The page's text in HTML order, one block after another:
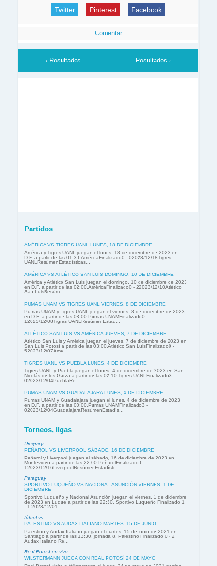
Twitter Pinterest Facebook
Comentar
‹ Resultados Resultados ›
Partidos
AMÉRICA VS TIGRES UANL LUNES, 18 DE DICIEMBRE
América y Tigres UANL juegan el lunes, 18 de diciembre de 2023 en
D.F. a partir de las 01:30.AméricaFinalizado0 - 02023/12/18Tigres
UANLResúmenEstadísticas...
AMÉRICA VS ATLÉTICO SAN LUIS DOMINGO, 10 DE DICIEMBRE
América y Atlético San Luis juegan el domingo, 10 de diciembre de 2023
en D.F. a partir de las 02:00.AméricaFinalizado0 - 22023/12/10Atlético
San LuisResúm...
PUMAS UNAM VS TIGRES UANL VIERNES, 8 DE DICIEMBRE
Pumas UNAM y Tigres UANL juegan el viernes, 8 de diciembre de 2023
en D.F. a partir de las 03:00.Pumas UNAMFinalizado0 -
12023/12/08Tigres UANLResúmenEstad...
ATLÉTICO SAN LUIS VS AMÉRICA JUEVES, 7 DE DICIEMBRE
Atlético San Luis y América juegan el jueves, 7 de diciembre de 2023 en
San Luis Potosí a partir de las 03:00.Atlético San LuisFinalizado0 -
52023/12/07Amé...
TIGRES UANL VS PUEBLA LUNES, 4 DE DICIEMBRE
Tigres UANL y Puebla juegan el lunes, 4 de diciembre de 2023 en San
Nicolás de los Garza a partir de las 02:10.Tigres UANLFinalizado3 -
02023/12/04PueblaRe...
PUMAS UNAM VS GUADALAJARA LUNES, 4 DE DICIEMBRE
Pumas UNAM y Guadalajara juegan el lunes, 4 de diciembre de 2023
en D.F. a partir de las 00:00.Pumas UNAMFinalizado3 -
02023/12/04GuadalajaraResúmenEstadís...
Torneos, ligas
Uruguay
PEÑAROL VS LIVERPOOL SÁBADO, 16 DE DICIEMBRE
Peñarol y Liverpool juegan el sábado, 16 de diciembre de 2023 en
Montevideo a partir de las 22:00.PeñarolFinalizado0 -
12023/12/16LiverpoolResúmenEstadísti...
Paraguay
SPORTIVO LUQUEÑO VS NACIONAL ASUNCIÓN VIERNES, 1 DE
DICIEMBRE
Sportivo Luqueño y Nacional Asunción juegan el viernes, 1 de diciembre
de 2023 en Luque a partir de las 22:30. Sportivo Luqueño Finalizado 1
- 1 2023/12/01 ...
fútbol vs
PALESTINO VS AUDAX ITALIANO MARTES, 15 DE JUNIO
Palestino y Audax Italiano juegan el martes, 15 de junio de 2021 en
Santiago a partir de las 13:30, jornada 8. Palestino Finalizado 0 - 2
Audax Italiano Re...
Real Potosí en vivo
WILSTERMANN JUEGA CON REAL POTOSÍ 24 DE MAYO